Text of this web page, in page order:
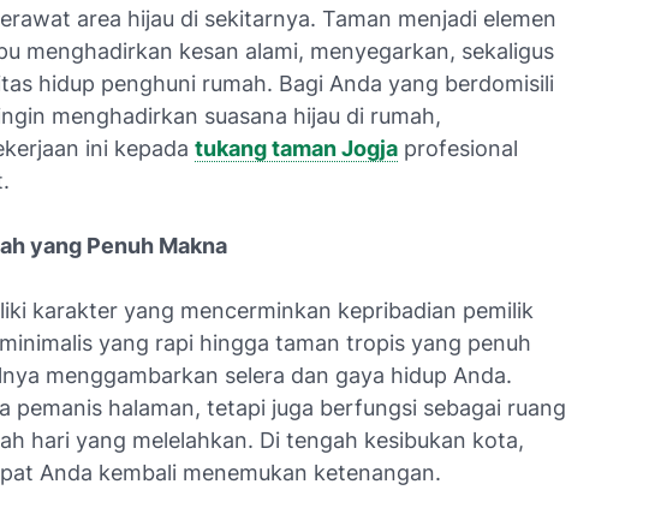
area hijau di sekitarnya. Taman menjadi elemen
menghadirkan kesan alami, menyegarkan, sekaligus
hidup penghuni rumah. Bagi Anda yang berdomisili
menghadirkan suasana hijau di rumah,
ini kepada tukang taman Jogja profesional
yang Penuh Makna
karakter yang mencerminkan kepribadian pemilik
yang rapi hingga taman tropis yang penuh
menggambarkan selera dan gaya hidup Anda.
pemanis halaman, tetapi juga berfungsi sebagai ruang
hari yang melelahkan. Di tengah kesibukan kota,
Anda kembali menemukan ketenangan.